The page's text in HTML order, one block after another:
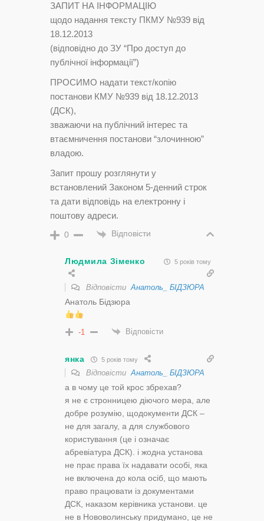
ЗАПИТ НА ІНФОРМАЦІЮ
щодо надання тексту ПКМУ №939 від
18.12.2013
(відповідно до ЗУ “Про доступ до
публічної інформації”)
ПРОСИМО надати текст/копію
постанови КМУ №939 від 18.12.2013
(ДСК),
зважаючи на публічний інтерес та
втаємничення постанови “злочинною”
владою.
Запит прошу розглянути у
встановлений Законом 5-денний строк
та дати відповідь на електронну і
поштову адреси.
0 Відповісти
Людмила Зіменко 5 років тому
Відповісти Анатоль_ БІДЗЮРА
Анатоль Бідзюра
-1 Відповісти
янка 5 років тому
ВідповістиАнатоль_ БІДЗЮРА
а в чому це той крос збрехав?
я не є стронницею діючого мера, але
добре розумію, щодокументи ДСК –
не для загалу, а для службового
користування (це і означає
абревіатура ДСК). і жодна установа
не прає права їх надавати особі, яка
не включена до кола осіб, що мають
право працювати із документами
ДСК, наказом керівника установи. це
не в Нововолинську придумано, це не